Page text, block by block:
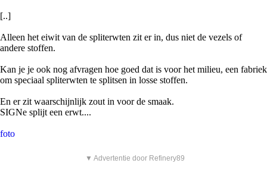
[..]
Alleen het eiwit van de spliterwten zit er in, dus niet de vezels of
andere stoffen.
Kan je je ook nog afvragen hoe goed dat is voor het milieu, een fabriek
om speciaal spliterwten te splitsen in losse stoffen.
En er zit waarschijnlijk zout in voor de smaak.
SIGNe splijt een erwt....
foto
▼ Advertentie door Refinery89